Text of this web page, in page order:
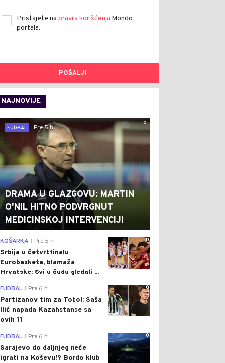
Pristajete na pravila korišćenja Mondo
portala.
POŠALJI
NAJNOVIJE
0
FUDBAL
Pre 5 h
DRAMA U GLAZGOVU: MARTIN
O'NIL HITNO PODVRGNUT
MEDICINSKOJ INTERVENCIJI
0
KOŠARKA Pre 5 h
Srbija u četvrtfinalu
Eurobasketa, blamaža
Hrvatske: Svi u čudu gledali ...
0
FUDBAL Pre 6 h
Partizanov tim za Tobol: Saša
Ilić napada Kazahstance sa
ovih 11
0
FUDBAL Pre 6 h
Sarajevo do daljnjeg neće
igrati na Koševu!? Bordo klub